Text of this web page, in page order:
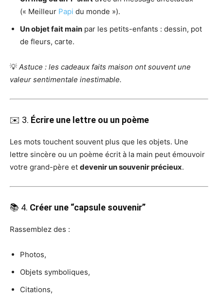
(« Meilleur Papi du monde »).
Un objet fait main par les petits-enfants : dessin, pot
de fleurs, carte.
💡 Astuce : les cadeaux faits maison ont souvent une
valeur sentimentale inestimable.
✉️ 3. Écrire une lettre ou un poème
Les mots touchent souvent plus que les objets. Une
lettre sincère ou un poème écrit à la main peut émouvoir
votre grand-père et devenir un souvenir précieux.
📚 4. Créer une “capsule souvenir”
Rassemblez des :
Photos,
Objets symboliques,
Citations,